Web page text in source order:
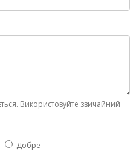
Використовуйте звичайний
Добре